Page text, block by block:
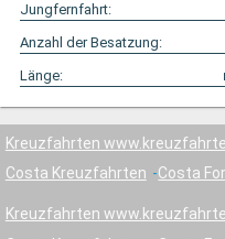
Jungfernfahrt:
Anzahl der Besatzung:
Länge:
Kreuzfahrten
Costa Kreuzfahrten
Costa
Kreuzfahrten